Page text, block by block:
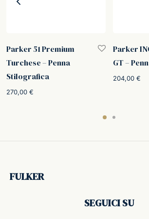
Parker 51 Premium
Turchese – Penna
Stilografica
270,00 €
Parker
GT –
204,00 €
FULKER
SEGUICI SU